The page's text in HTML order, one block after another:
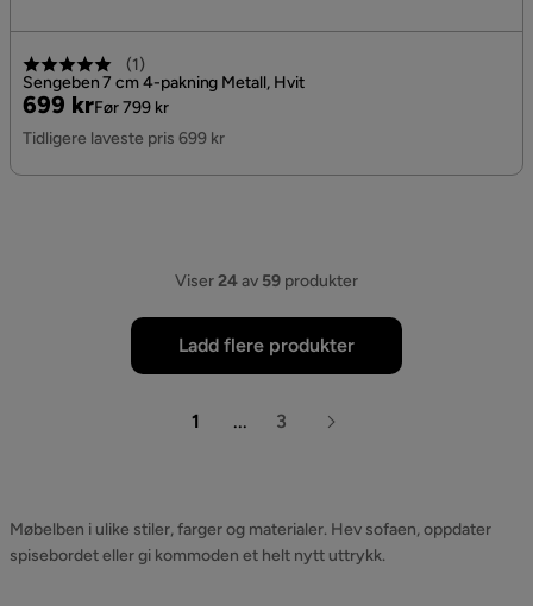
(1)
Sengeben 7 cm 4-pakning Metall, Hvit
Pris
699 kr
Original
Pris
Før 799 kr
Tidligere laveste pris 699 kr
Viser24av 59 produkter
Ladd flere produkter
1 ... 3
Møbelben i ulike stiler, farger og materialer. Hev sofaen, oppdater
spisebordet eller gi kommoden et helt nytt uttrykk.